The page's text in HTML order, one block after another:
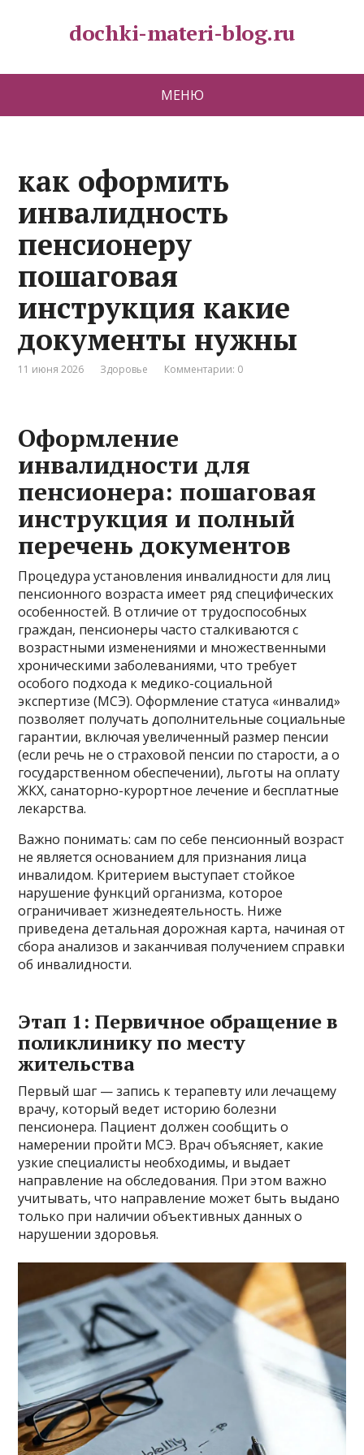
dochki-materi-blog.ru
МЕНЮ
как оформить
инвалидность
пенсионеру
пошаговая
инструкция какие
документы нужны
11 июня 2026 Здоровье Комментарии: 0
Оформление
инвалидности для
пенсионера: пошаговая
инструкция и полный
перечень документов
Процедура установления инвалидности для лиц
пенсионного возраста имеет ряд специфических
особенностей. В отличие от трудоспособных
граждан, пенсионеры часто сталкиваются с
возрастными изменениями и множественными
хроническими заболеваниями, что требует
особого подхода к медико-социальной
экспертизе (МСЭ). Оформление статуса «инвалид»
позволяет получать дополнительные социальные
гарантии, включая увеличенный размер пенсии
(если речь не о страховой пенсии по старости, а о
государственном обеспечении), льготы на оплату
ЖКХ, санаторно-курортное лечение и бесплатные
лекарства.
Важно понимать: сам по себе пенсионный возраст
не является основанием для признания лица
инвалидом. Критерием выступает стойкое
нарушение функций организма, которое
ограничивает жизнедеятельность. Ниже
приведена детальная дорожная карта, начиная от
сбора анализов и заканчивая получением справки
об инвалидности.
Этап 1: Первичное обращение в
поликлинику по месту
жительства
Первый шаг — запись к терапевту или лечащему
врачу, который ведет историю болезни
пенсионера. Пациент должен сообщить о
намерении пройти МСЭ. Врач объясняет, какие
узкие специалисты необходимы, и выдает
направление на обследования. При этом важно
учитывать, что направление может быть выдано
только при наличии объективных данных о
нарушении здоровья.